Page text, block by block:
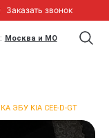
Заказать звонок
Москва и МО
ЭБУ KIA CEE-D-GT